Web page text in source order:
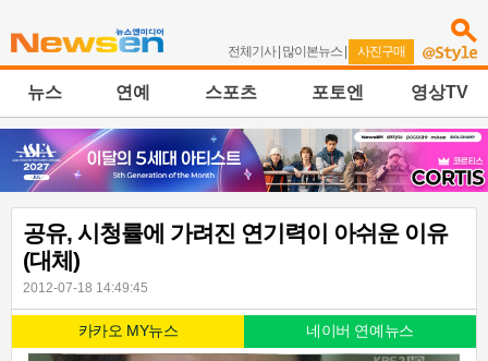
전체기사| 많이본뉴스 | 사진구매
뉴스 연예 스포츠 포토엔 영상TV
공유, 시청률에 가려진 연기력이 아쉬운 이유
(대체)
2012-07-18 14:49:45
카카오 MY뉴스 네이버 연예뉴스